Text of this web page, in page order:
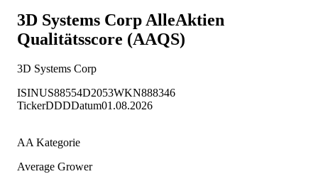
3D Systems Corp AlleAktien
Qualitätsscore (AAQS)
3D Systems Corp
ISINUS88554D2053WKN888346
TickerDDDDatum01.08.2026
AA Kategorie
Average Grower